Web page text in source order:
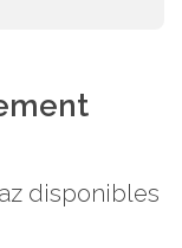
disponibles